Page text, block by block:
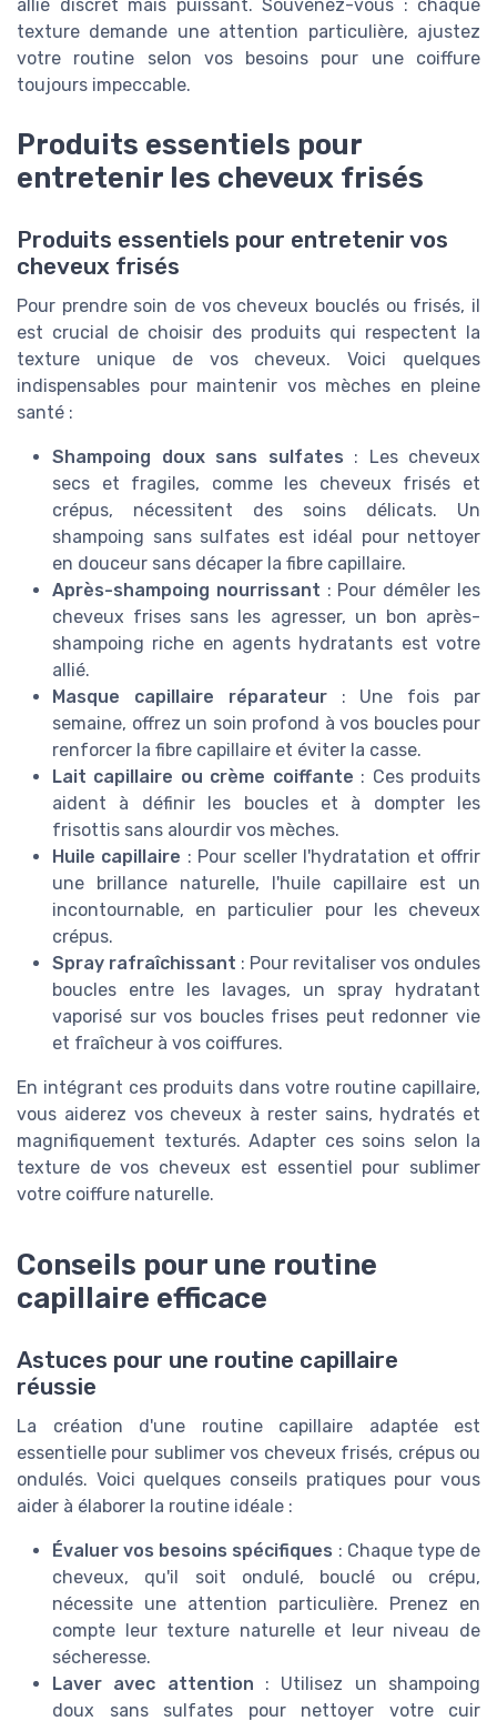
allié discret mais puissant. Souvenez-vous : chaque
texture demande une attention particulière, ajustez
votre routine selon vos besoins pour une coiffure
toujours impeccable.
Produits essentiels pour
entretenir les cheveux frisés
Produits essentiels pour entretenir vos
cheveux frisés
Pour prendre soin de vos cheveux bouclés ou frisés, il
est crucial de choisir des produits qui respectent la
texture unique de vos cheveux. Voici quelques
indispensables pour maintenir vos mèches en pleine
santé :
Shampoing doux sans sulfates : Les cheveux
secs et fragiles, comme les cheveux frisés et
crépus, nécessitent des soins délicats. Un
shampoing sans sulfates est idéal pour nettoyer
en douceur sans décaper la fibre capillaire.
Après-shampoing nourrissant : Pour démêler les
cheveux frises sans les agresser, un bon après-
shampoing riche en agents hydratants est votre
allié.
Masque capillaire réparateur: Une fois par
semaine, offrez un soin profond à vos boucles pour
renforcer la fibre capillaire et éviter la casse.
Lait capillaire ou crème coiffante : Ces produits
aident à définir les boucles et à dompter les
frisottis sans alourdir vos mèches.
Huile capillaire : Pour sceller l'hydratation et offrir
une brillance naturelle, l'huile capillaire est un
incontournable, en particulier pour les cheveux
crépus.
Spray rafraîchissant : Pour revitaliser vos ondules
boucles entre les lavages, un spray hydratant
vaporisé sur vos boucles frises peut redonner vie
et fraîcheur à vos coiffures.
En intégrant ces produits dans votre routine capillaire,
vous aiderez vos cheveux à rester sains, hydratés et
magnifiquement texturés. Adapter ces soins selon la
texture de vos cheveux est essentiel pour sublimer
votre coiffure naturelle.
Conseils pour une routine
capillaire efficace
Astuces pour une routine capillaire
réussie
La création d'une routine capillaire adaptée est
essentielle pour sublimer vos cheveux frisés, crépus ou
ondulés. Voici quelques conseils pratiques pour vous
aider à élaborer la routine idéale :
Évaluer vos besoins spécifiques : Chaque type de
cheveux, qu'il soit ondulé, bouclé ou crépu,
nécessite une attention particulière. Prenez en
compte leur texture naturelle et leur niveau de
sécheresse.
Laver avec attention : Utilisez un shampoing
doux sans sulfates pour nettoyer votre cuir